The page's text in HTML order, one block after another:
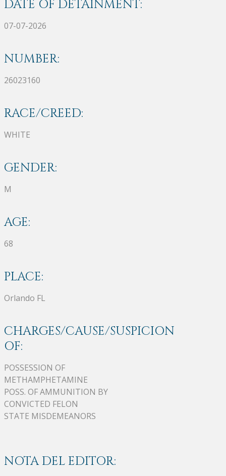
DATE OF DETAINMENT:
07-07-2026
NUMBER:
26023160
RACE/CREED:
WHITE
GENDER:
M
AGE:
68
PLACE:
Orlando FL
CHARGES/CAUSE/SUSPICION
OF:
POSSESSION OF
METHAMPHETAMINE
POSS. OF AMMUNITION BY
CONVICTED FELON
STATE MISDEMEANORS
NOTA DEL EDITOR: